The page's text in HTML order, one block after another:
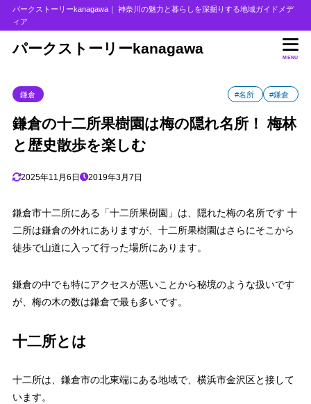
パークストーリーkanagawa｜ 神奈川の魅力と暮らしを深掘りする地域ガイドメデ
ィア
パークストーリーkanagawa
MENU
鎌倉 #名所 #鎌倉
鎌倉の十二所果樹園は梅の隠れ名所！ 梅林
と歴史散歩を楽しむ
2025年11月6日 2019年3月7日
鎌倉市十二所にある「十二所果樹園」は、隠れた梅の名所です 十
二所は鎌倉の外れにありますが、十二所果樹園はさらにそこから
徒歩で山道に入って行った場所にあります。
鎌倉の中でも特にアクセスが悪いことから秘境のような扱いです
が、梅の木の数は鎌倉で最も多いです。
十二所とは
十二所は、鎌倉市の北東端にある地域で、横浜市金沢区と接して
います。
目次
2
3 十二所果樹園へ
4 十二所果樹園の梅の見頃
展望台からの眺め
7 おわりに